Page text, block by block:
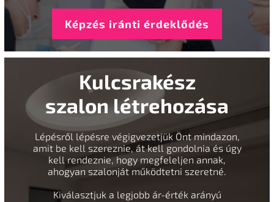
Képzés iránti érdeklődés
Kulcsrakész
szalon létrehozása
Lépésről lépésre végigvezetjük Önt mindazon,
amit be kell szereznie, át kell gondolnia és úgy
kell rendeznie, hogy megfeleljen annak,
ahogyan szalonját működtetni szeretné.
Kiválasztjuk a legjobb ár-érték arányú